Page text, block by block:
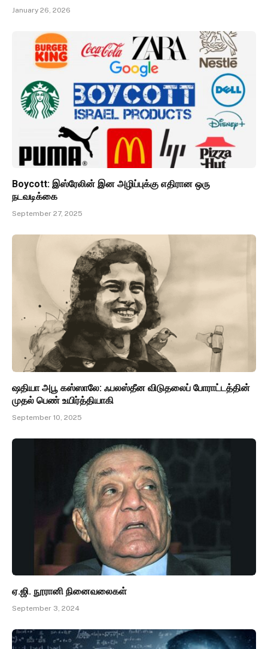
January 26, 2026
Boycott: இஸ்ரேலின் இன அழிப்புக்கு எதிரான ஒரு
நடவடிக்கை
September 27, 2025
ஷதியா அபூ கஸ்ஸாலே: ஃபலஸ்தீன விடுதலைப் போராட்டத்தின்
முதல் பெண் உயிர்த்தியாகி
September 10, 2025
ஏ.ஜி. நூரானி நினைவலைகள்
September 3, 2024